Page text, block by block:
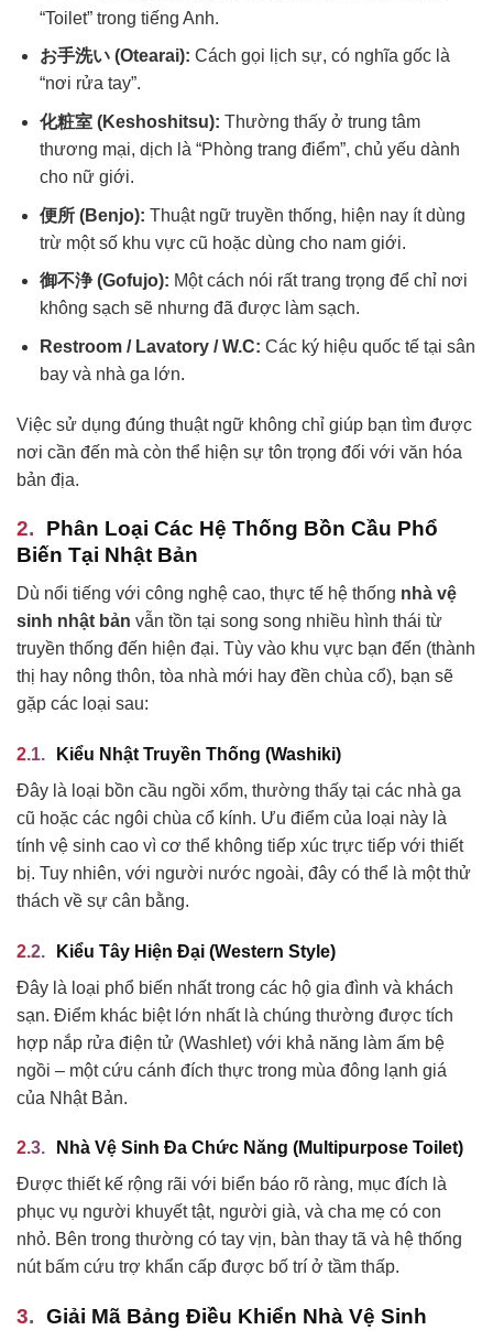
“Toilet” trong tiếng Anh.
お手洗い (Otearai): Cách gọi lịch sự, có nghĩa gốc là
“nơi rửa tay”.
化粧室 (Keshoshitsu): Thường thấy ở trung tâm
thương mại, dịch là “Phòng trang điểm”, chủ yếu dành
cho nữ giới.
便所 (Benjo): Thuật ngữ truyền thống, hiện nay ít dùng
trừ một số khu vực cũ hoặc dùng cho nam giới.
御不浄 (Gofujo): Một cách nói rất trang trọng để chỉ nơi
không sạch sẽ nhưng đã được làm sạch.
Restroom / Lavatory / W.C: Các ký hiệu quốc tế tại sân
bay và nhà ga lớn.
Việc sử dụng đúng thuật ngữ không chỉ giúp bạn tìm được
nơi cần đến mà còn thể hiện sự tôn trọng đối với văn hóa
bản địa.
Phân Loại Các Hệ Thống Bồn Cầu Phổ
Biến Tại Nhật Bản
Dù nổi tiếng với công nghệ cao, thực tế hệ thống nhà vệ
sinh nhật bản vẫn tồn tại song song nhiều hình thái từ
truyền thống đến hiện đại. Tùy vào khu vực bạn đến (thành
thị hay nông thôn, tòa nhà mới hay đền chùa cổ), bạn sẽ
gặp các loại sau:
Kiểu Nhật Truyền Thống (Washiki)
Đây là loại bồn cầu ngồi xổm, thường thấy tại các nhà ga
cũ hoặc các ngôi chùa cổ kính. Ưu điểm của loại này là
tính vệ sinh cao vì cơ thể không tiếp xúc trực tiếp với thiết
bị. Tuy nhiên, với người nước ngoài, đây có thể là một thử
thách về sự cân bằng.
Kiểu Tây Hiện Đại (Western Style)
Đây là loại phổ biến nhất trong các hộ gia đình và khách
sạn. Điểm khác biệt lớn nhất là chúng thường được tích
hợp nắp rửa điện tử (Washlet) với khả năng làm ấm bệ
ngồi – một cứu cánh đích thực trong mùa đông lạnh giá
của Nhật Bản.
Nhà Vệ Sinh Đa Chức Năng (Multipurpose Toilet)
Được thiết kế rộng rãi với biển báo rõ ràng, mục đích là
phục vụ người khuyết tật, người già, và cha mẹ có con
nhỏ. Bên trong thường có tay vịn, bàn thay tã và hệ thống
nút bấm cứu trợ khẩn cấp được bố trí ở tầm thấp.
Giải Mã Bảng Điều Khiển Nhà Vệ Sinh